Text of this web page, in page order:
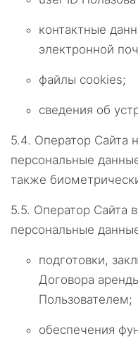
контактные
электронной
файлы cookies;
сведения об
5.4. Оператор Сайта
персональные
также
5.5. Оператор Сайта
персональные
подготовки,
Договора
Пользователем;
обеспечения